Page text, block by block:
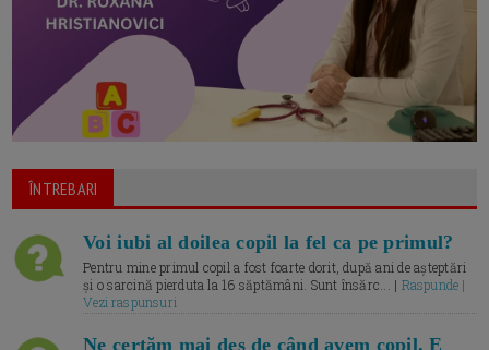
ÎNTREBARI
Voi iubi al doilea copil la fel ca pe primul?
Pentru mine primul copil a fost foarte dorit, după ani de așteptări
și o sarcină pierduta la 16 săptămâni. Sunt însărc... | Raspunde |
Vezi raspunsuri
Ne certăm mai des de când avem copil. E